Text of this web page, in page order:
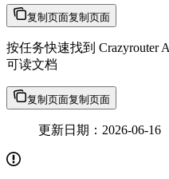
复制页面复制页面
按任务快速找到 Crazyrouter
可读文档
复制页面复制页面
更新日期：2026-06-16